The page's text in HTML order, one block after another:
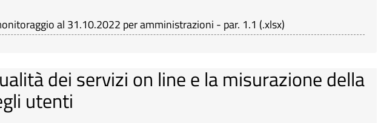
al 31.10.2022 per amministrazioni - par. 1.1 (.xlsx)
dei servizi on line e la misurazione della
utenti